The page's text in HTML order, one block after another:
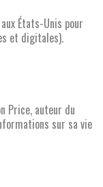
États-Unis pour
et digitales).
Price, auteur du
sur sa vie